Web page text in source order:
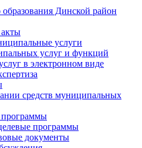
Динской район
услуги
услуг и функций
в электронном виде
средств муниципальных
программы
документы